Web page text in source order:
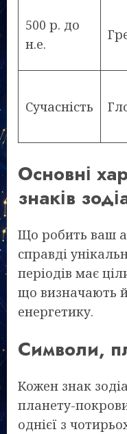
500 р. до
н.е.
Сучасність
Основні
знаків
Що робить ваш
справді
періодів має
що визначають
енергетику.
Символи,
Кожен знак
планету-
однієї з